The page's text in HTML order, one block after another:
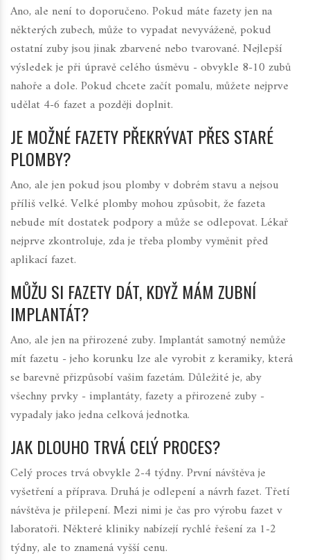
Ano, ale není to doporučeno. Pokud máte fazety jen na
některých zubech, může to vypadat nevyváženě, pokud
ostatní zuby jsou jinak zbarvené nebo tvarované. Nejlepší
výsledek je při úpravě celého úsměvu - obvykle 8-10 zubů
nahoře a dole. Pokud chcete začít pomalu, můžete nejprve
udělat 4-6 fazet a později doplnit.
JE MOŽNÉ FAZETY PŘEKRÝVAT PŘES STARÉ
PLOMBY?
Ano, ale jen pokud jsou plomby v dobrém stavu a nejsou
příliš velké. Velké plomby mohou způsobit, že fazeta
nebude mít dostatek podpory a může se odlepovat. Lékař
nejprve zkontroluje, zda je třeba plomby vyměnit před
aplikací fazet.
MŮŽU SI FAZETY DÁT, KDYŽ MÁM ZUBNÍ
IMPLANTÁT?
Ano, ale jen na přirozené zuby. Implantát samotný nemůže
mít fazetu - jeho korunku lze ale vyrobit z keramiky, která
se barevně přizpůsobí vašim fazetám. Důležité je, aby
všechny prvky - implantáty, fazety a přirozené zuby -
vypadaly jako jedna celková jednotka.
JAK DLOUHO TRVÁ CELÝ PROCES?
Celý proces trvá obvykle 2-4 týdny. První návštěva je
vyšetření a příprava. Druhá je odlepení a návrh fazet. Třetí
návštěva je přilepení. Mezi nimi je čas pro výrobu fazet v
laboratoři. Některé kliniky nabízejí rychlé řešení za 1-2
týdny, ale to znamená vyšší cenu.